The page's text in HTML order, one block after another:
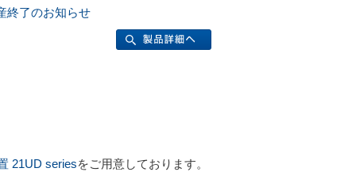
終了のお知らせ
21UD seriesをご用意しております。